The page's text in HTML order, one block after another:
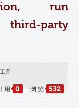
run
third-party
工具
用 0 浏 览 532